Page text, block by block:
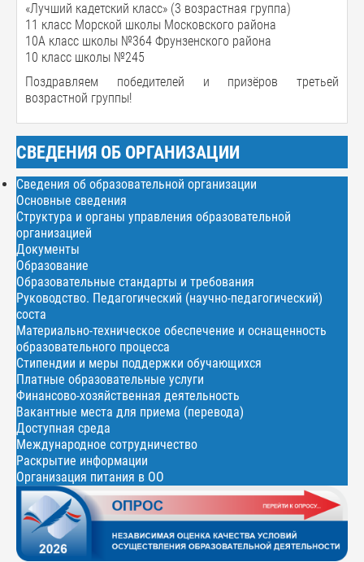
«Лучший кадетский класс» (3 возрастная группа)
11 класс Морской школы Московского района
10А класс школы №364 Фрунзенского района
10 класс школы №245
Поздравляем победителей и призёров третьей
возрастной группы!
СВЕДЕНИЯ ОБ ОРГАНИЗАЦИИ
Сведения об образовательной организации
Основные сведения
Структура и органы управления образовательной
организацией
Документы
Образование
Образовательные стандарты и требования
Руководство. Педагогический (научно-педагогический)
соста
Материально-техническое обеспечение и оснащенность
образовательного процесса
Стипендии и меры поддержки обучающихся
Платные образовательные услуги
Финансово-хозяйственная деятельность
Вакантные места для приема (перевода)
Доступная среда
Международное сотрудничество
Раскрытие информации
Организация питания в ОО